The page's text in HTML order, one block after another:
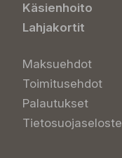
Käsienhoito
Lahjakortit
Maksuehdot
Toimitusehdot
Palautukset
Tietosuojaseloste